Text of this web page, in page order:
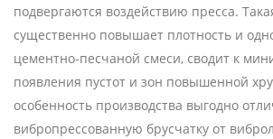
подвергаются воздействию пресса.
существенно повышает плотность и
цементно-песчаной смеси, сводит к
появления пустот и зон повышенной
особенность производства выгодно
вибропрессованную брусчатку от